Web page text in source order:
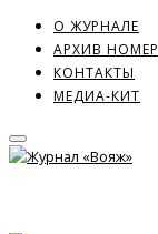
О ЖУРНАЛЕ
АРХИВ
КОНТАКТЫ
МЕДИА-КИТ